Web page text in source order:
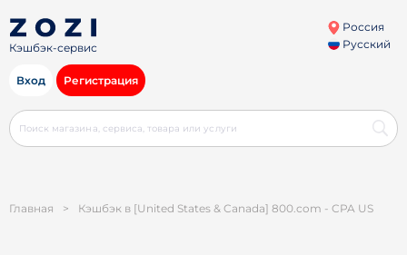
Кэшбэк-сервис
Россия
Русский
Вход Регистрация
Главная > Кэшбэк в [United States & Canada] 800.com - CPA US